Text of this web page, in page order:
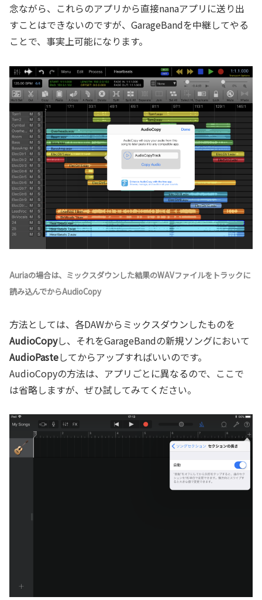
念ながら、これらのアプリから直接nanaアプリに送り出
すことはできないのですが、GarageBandを中継してやる
ことで、事実上可能になります。
Auriaの場合は、ミックスダウンした結果のWAVファイルをトラックに
読み込んでからAudioCopy
方法としては、各DAWからミックスダウンしたものを
AudioCopyし、それをGarageBandの新規ソングにおいて
AudioPasteしてからアップすればいいのです。
AudioCopyの方法は、アプリごとに異なるので、ここで
は省略しますが、ぜひ試してみてください。